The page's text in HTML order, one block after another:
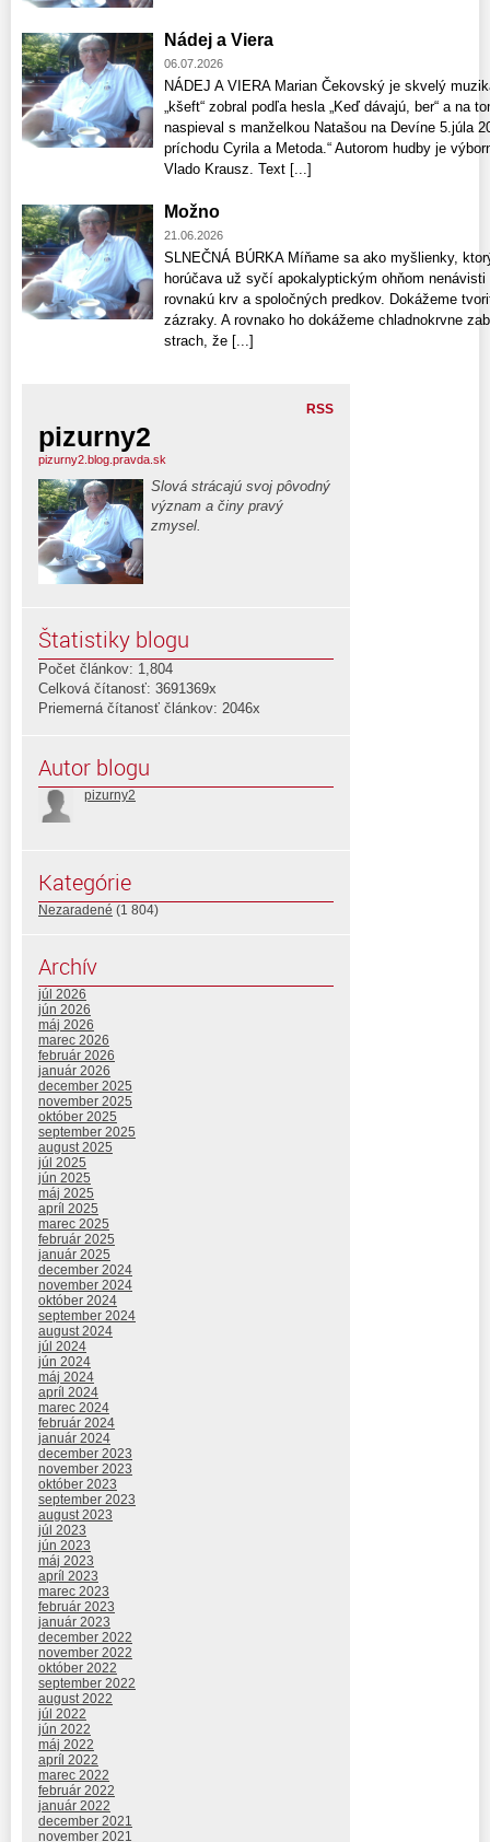
Nádej a Viera
06.07.2026
NÁDEJ A VIERA Marian Čekovský je skvelý
„kšeft“ zobral podľa hesla „Keď dávajú, ber“ a na
naspieval s manželkou Natašou na Devíne 5.júla
príchodu Cyrila a Metoda.“ Autorom hudby je
Vlado Krausz. Text [...]
Možno
21.06.2026
SLNEČNÁ BÚRKA Míňame sa ako myšlienky,
horúčava už syčí apokalyptickým ohňom
rovnakú krv a spoločných predkov. Dokážeme
zázraky. A rovnako ho dokážeme chladnokrvne
strach, že [...]
RSS
pizurny2
pizurny2.blog.pravda.sk
Slová strácajú svoj pôvodný
význam a činy pravý
zmysel.
Štatistiky blogu
Počet článkov: 1,804
Celková čítanosť: 3691369x
Priemerná čítanosť článkov: 2046x
Autor blogu
pizurny2
Kategórie
Nezaradené (1 804)
Archív
júl 2026
jún 2026
máj 2026
marec 2026
február 2026
január 2026
december 2025
november 2025
október 2025
september 2025
august 2025
júl 2025
jún 2025
máj 2025
apríl 2025
marec 2025
február 2025
január 2025
december 2024
november 2024
október 2024
september 2024
august 2024
júl 2024
jún 2024
máj 2024
apríl 2024
marec 2024
február 2024
január 2024
december 2023
november 2023
október 2023
september 2023
august 2023
júl 2023
jún 2023
máj 2023
apríl 2023
marec 2023
február 2023
január 2023
december 2022
november 2022
október 2022
september 2022
august 2022
júl 2022
jún 2022
máj 2022
apríl 2022
marec 2022
február 2022
január 2022
december 2021
november 2021